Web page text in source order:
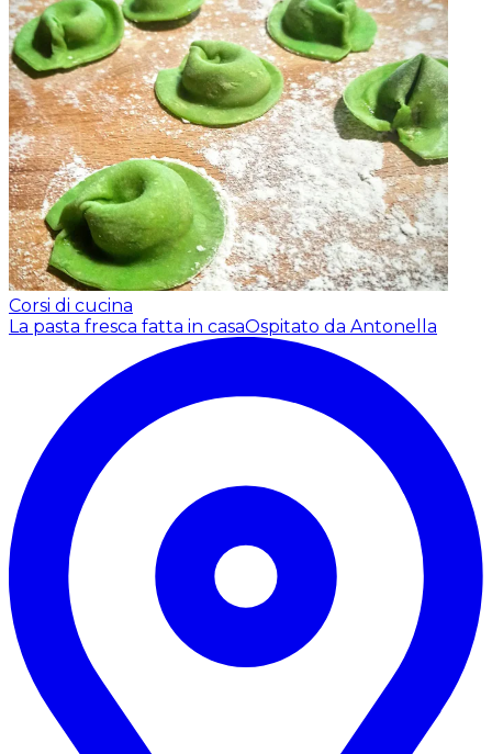
Corsi di cucina
La pasta fresca fatta in casaOspitato da Antonella